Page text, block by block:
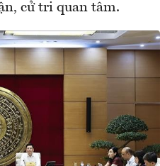
cử tri quan tâm.